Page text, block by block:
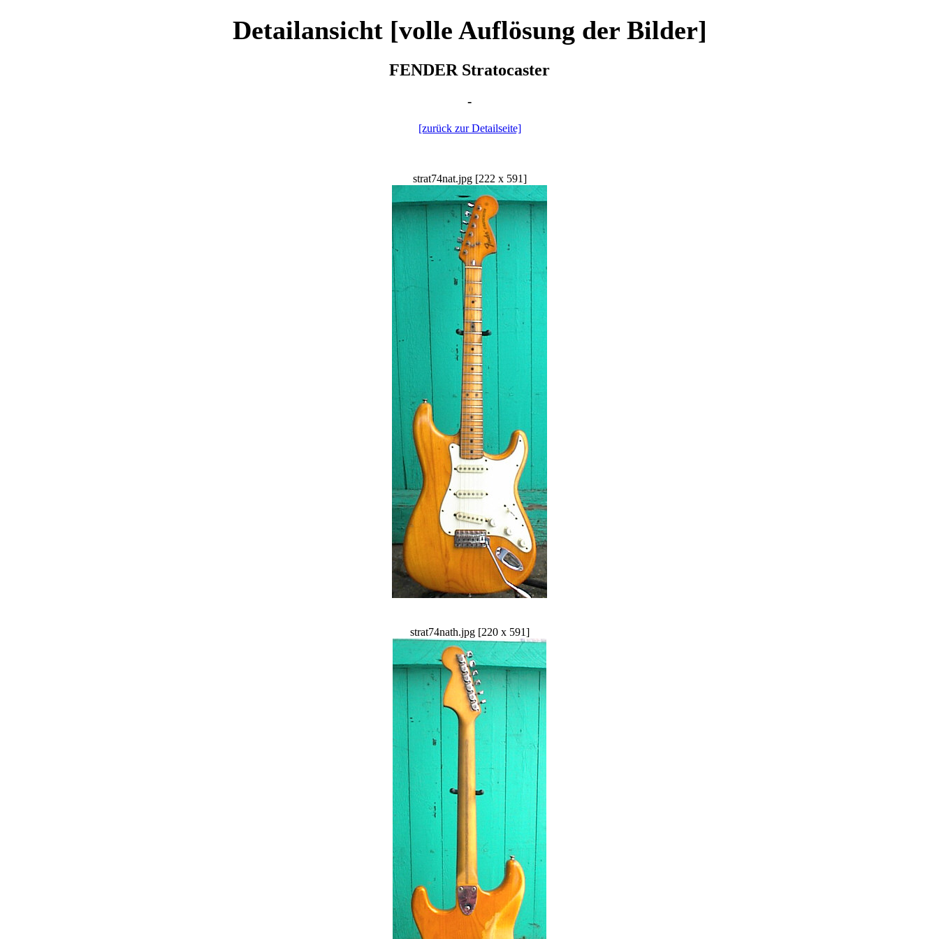
Detailansicht [volle Auflösung der Bilder]
FENDER Stratocaster
-
[zurück zur Detailseite]
strat74nat.jpg [222 x 591]
strat74nath.jpg [220 x 591]